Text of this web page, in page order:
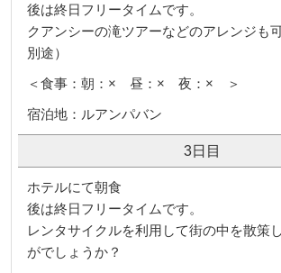
後は終日フリータイムです。
クアンシーの滝ツアーなどのアレンジも
別途）
＜食事：朝：× 昼：× 夜：× ＞
宿泊地：ルアンパバン
3日目
ホテルにて朝食
後は終日フリータイムです。
レンタサイクルを利用して街の中を散策
がでしょうか？